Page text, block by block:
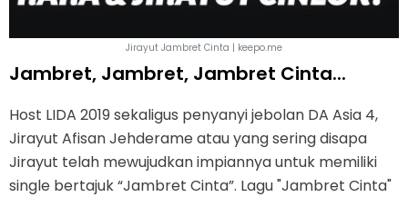
Jirayut Jambret Cinta | keepo.me
Jambret, Jambret, Jambret Cinta...
Host LIDA 2019 sekaligus penyanyi jebolan DA Asia 4,
Jirayut Afisan Jehderame atau yang sering disapa
Jirayut telah mewujudkan impiannya untuk memiliki
single bertajuk “Jambret Cinta”. Lagu "Jambret Cinta"